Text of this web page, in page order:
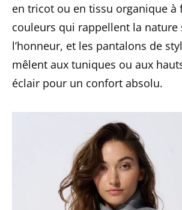
en tricot ou en tissu organique à
couleurs qui rappellent la nature
l’honneur, et les pantalons de
mêlent aux tuniques ou aux
éclair pour un confort absolu.